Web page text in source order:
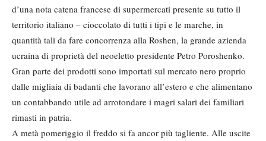
d’una nota catena francese di supermercati presente su tutto il
territorio italiano – cioccolato di tutti i tipi e le marche, in
quantità tali da fare concorrenza alla Roshen, la grande azienda
ucraina di proprietà del neoeletto presidente Petro Poroshenko.
Gran parte dei prodotti sono importati sul mercato nero proprio
dalle migliaia di badanti che lavorano all’estero e che alimentano
un contabbando utile ad arrotondare i magri salari dei familiari
rimasti in patria.
A metà pomeriggio il freddo si fa ancor più tagliente. Alle uscite